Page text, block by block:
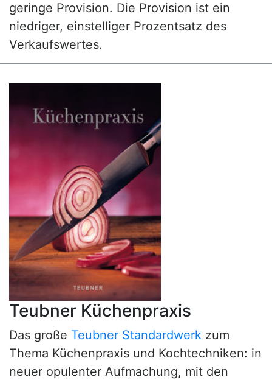
geringe Provision. Die Provision ist ein
niedriger, einstelliger Prozentsatz des
Verkaufswertes.
Teubner Küchenpraxis
Das große Teubner Standardwerk zum
Thema Küchenpraxis und Kochtechniken: in
neuer opulenter Aufmachung, mit den